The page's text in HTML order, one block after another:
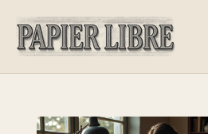
contenu